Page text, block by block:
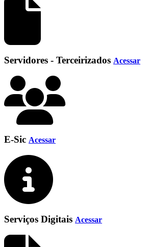
Servidores - Terceirizados Acessar
E-Sic Acessar
Serviços Digitais Acessar